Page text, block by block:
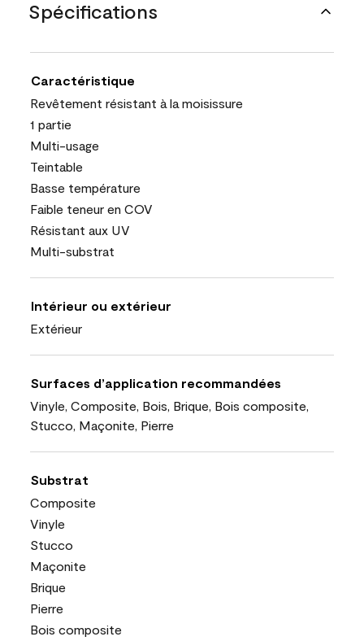
Spécifications
Caractéristique
Revêtement résistant à la moisissure
1 partie
Multi-usage
Teintable
Basse température
Faible teneur en COV
Résistant aux UV
Multi-substrat
Intérieur ou extérieur
Extérieur
Surfaces d’application recommandées
Vinyle, Composite, Bois, Brique, Bois composite,
Stucco, Maçonite, Pierre
Substrat
Composite
Vinyle
Stucco
Maçonite
Brique
Pierre
Bois composite